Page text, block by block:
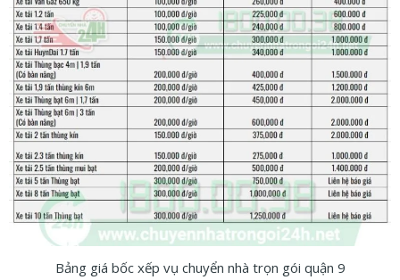
Bảng giá bốc xếp vụ chuyển nhà trọn gói quận 9